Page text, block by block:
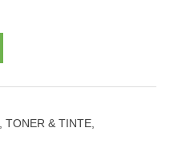
,TONER & TINTE